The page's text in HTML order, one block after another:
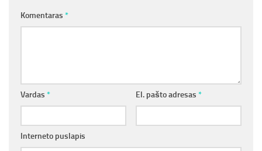
Komentaras *
Vardas * El. pašto adresas *
Interneto puslapis